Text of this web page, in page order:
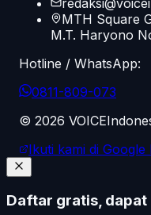
MTH Square
M.T. Haryono
Hotline / WhatsApp:
0811-809-073
© 2026
Ikuti kami di Google
Daftar gratis,